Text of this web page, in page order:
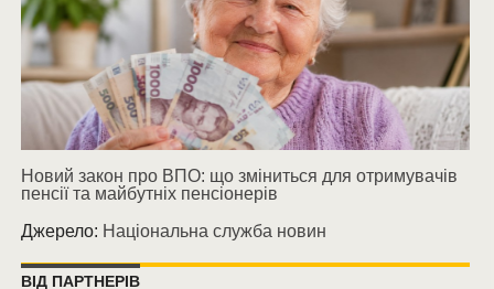
Новий закон про ВПО: що зміниться для отримувачів
пенсії та майбутніх пенсіонерів
Джерело: Національна служба новин
ВІД ПАРТНЕРІВ